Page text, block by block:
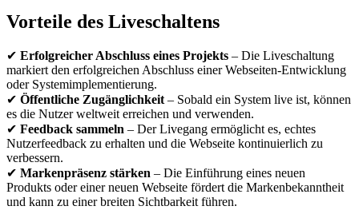
Vorteile des Liveschaltens
✔ Erfolgreicher Abschluss eines Projekts – Die Liveschaltung
markiert den erfolgreichen Abschluss einer Webseiten-Entwicklung
oder Systemimplementierung.
✔ Öffentliche Zugänglichkeit– Sobald ein System live ist, können
es die Nutzer weltweit erreichen und verwenden.
✔ Feedback sammeln – Der Livegang ermöglicht es, echtes
Nutzerfeedback zu erhalten und die Webseite kontinuierlich zu
verbessern.
✔ Markenpräsenz stärken – Die Einführung eines neuen
Produkts oder einer neuen Webseite fördert die Markenbekanntheit
und kann zu einer breiten Sichtbarkeit führen.